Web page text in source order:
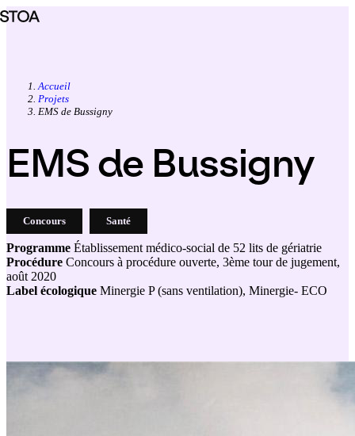
Aller
Fil
d'Ariane
Accueil
Projets
EMS de Bussigny
EMS de Bussigny
Concours Santé
Programme Établissement médico-social de 52 lits de gériatrie
Procédure Concours à procédure ouverte, 3ème tour de jugement,
août 2020
Label écologique Minergie P (sans ventilation), Minergie- ECO